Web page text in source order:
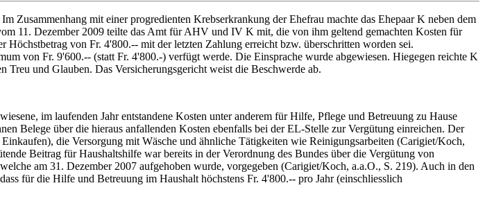
Zusammenhang mit einer progredienten Krebserkrankung der Ehefrau machte das Ehepaar K neben dem
11. Dezember 2009 teilte das Amt für AHV und IV K mit, die von ihm geltend gemachten Kosten für
von Fr. 4'800.-- mit der letzten Zahlung erreicht bzw. überschritten worden sei.
von Fr. 9'600.-- (statt Fr. 4'800.-) verfügt werde. Die Einsprache wurde abgewiesen. Hiegegen reichte K
Treu und Glauben. Das Versicherungsgericht weist die Beschwerde ab.
im laufenden Jahr entstandene Kosten unter anderem für Hilfe, Pflege und Betreuung zu Hause
Belege über die hieraus anfallenden Kosten ebenfalls bei der EL-Stelle zur Vergütung einreichen. Der
die Versorgung mit Wäsche und ähnliche Tätigkeiten wie Reinigungsarbeiten (Carigiet/Koch,
Beitrag für Haushaltshilfe war bereits in der Verordnung des Bundes über die Vergütung von
am 31. Dezember 2007 aufgehoben wurde, vorgegeben (Carigiet/Koch, a.a.O., S. 219). Auch in den
für die Hilfe und Betreuung im Haushalt höchstens Fr. 4'800.-- pro Jahr (einschliesslich